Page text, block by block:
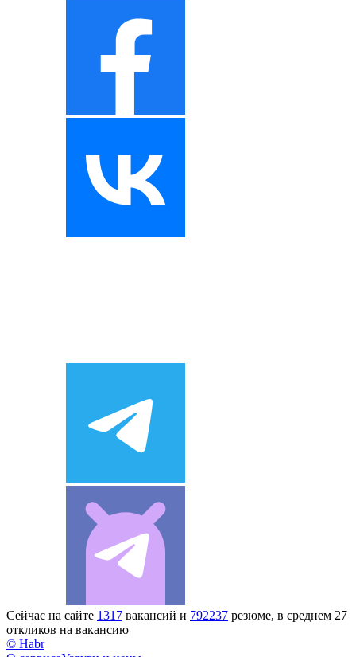
Сейчас на сайте 1317 вакансий и 792237 резюме, в среднем 27
откликов на вакансию
© Habr